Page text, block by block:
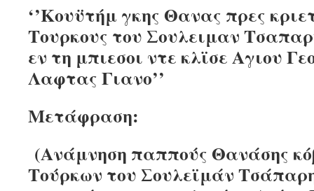
‘’Κουϋτήμ γκης Θανας πρες
Τουρκους του Σουλειμαν
εν τη μπιεσοι ντε κλϊσε Αγιου
Λαφτας Γιανο’’
Μετάφραση:
(Ανάμνηση παππούς Θανάσης
Τούρκων του Σουλεϊμάν